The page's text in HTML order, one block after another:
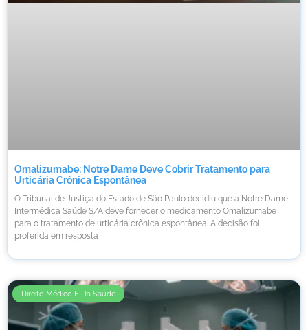
Omalizumabe: Notre Dame Deve Cobrir Tratamento para
Urticária Crônica Espontânea
O Tribunal de Justiça do Estado de São Paulo decidiu que a Notre Dame
Intermédica Saúde S/A deve fornecer o medicamento Omalizumabe
para o tratamento de urticária crônica espontânea. A decisão foi
proferida em resposta
Direito Médico E Da Saúde